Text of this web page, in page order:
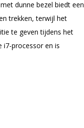
dunne bezel biedt een
trekken, terwijl het
te geven tijdens het
i7-processor en is
bezel geeft het